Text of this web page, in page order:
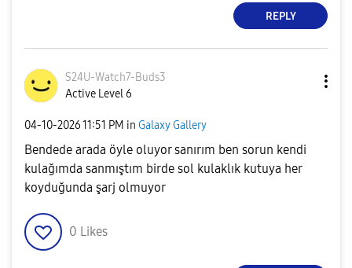
REPLY
S24U-Watch7-Buds3
Active Level 6
‎04-10-202611:51 PM in Galaxy Gallery
Bendede arada öyle oluyor sanırım ben sorun kendi
kulağımda sanmıştım birde sol kulaklık kutuya her
koyduğunda şarj olmuyor
0 Likes